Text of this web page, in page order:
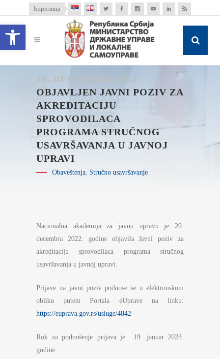
Open toolbar
ћирилица
20. DECEMBRA 2022.
OBJAVLJEN JAVNI POZIV ZA
AKREDITACIJU
SPROVODILACA
PROGRAMA STRUČNOG
USAVRŠAVANJA U JAVNOJ
UPRAVI
Obaveštenja, Stručno usavršavanje
Nacionalna akademija za javnu upravu je 20.
decembra 2022. godine objavila Javni poziv za
akreditaciju sprovodilaca programa stručnog
usavršavanja u javnoj upravi.
Prijave na javni poziv podnose se u elektronskom
obliku putem Portala eUprave na linku:
https://euprava.gov.rs/usluge/4842
Rok za podnošenje prijava je 19. januar 2023.
godine.